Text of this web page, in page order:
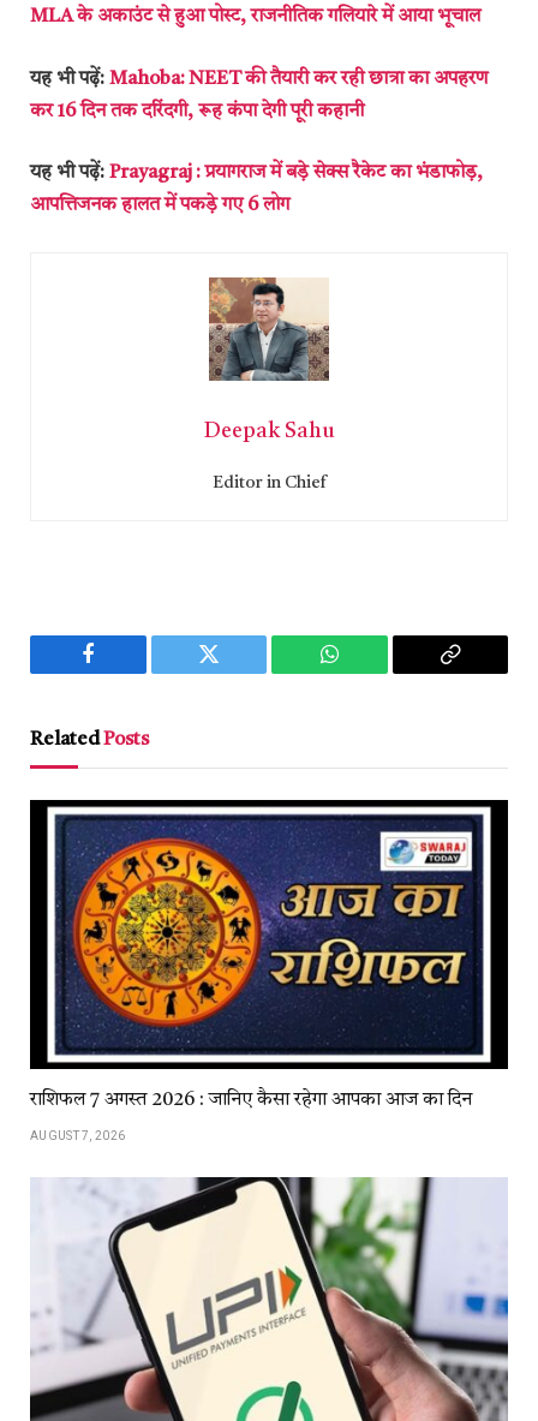
MLA के अकाउंट से हुआ पोस्ट, राजनीतिक गलियारे में आया भूचाल
यह भी पढ़ें: Mahoba: NEET की तैयारी कर रही छात्रा का अपहरण
कर 16 दिन तक दरिंदगी, रूह कंपा देगी पूरी कहानी
यह भी पढ़ें: Prayagraj : प्रयागराज में बड़े सेक्स रैकेट का भंडाफोड़,
आपत्तिजनक हालत में पकड़े गए 6 लोग
Deepak Sahu
Editor in Chief
Facebook Twitter WhatsApp
Copy
RelatedPosts
राशिफल 7 अगस्त 2026 : जानिए कैसा रहेगा आपका आज का दिन
AUGUST 7, 2026